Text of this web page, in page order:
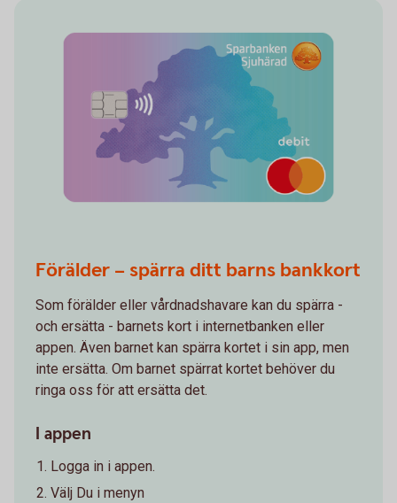
Förälder – spärra ditt barns bankkort
Som förälder eller vårdnadshavare kan du spärra -
och ersätta - barnets kort i internetbanken eller
appen. Även barnet kan spärra kortet i sin app, men
inte ersätta. Om barnet spärrat kortet behöver du
ringa oss för att ersätta det.
I appen
Logga in i appen.
Välj Du i menyn